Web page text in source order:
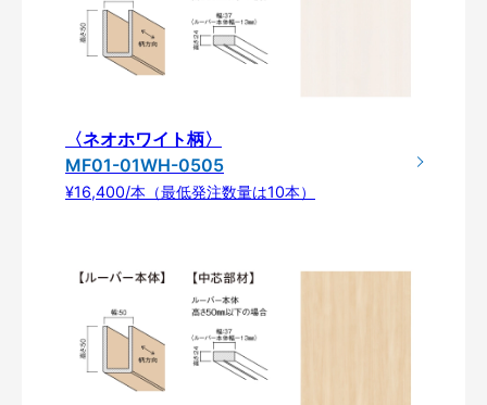
〈ネオホワイト柄〉
MF01-01WH-0505
¥16,400/本（最低発注数量は10本）